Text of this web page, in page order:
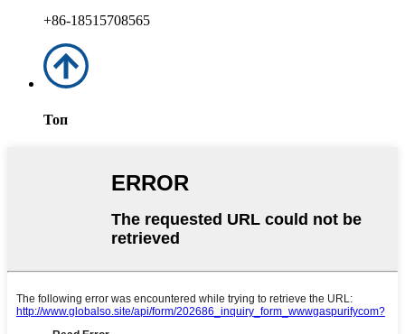
+86-18515708565
Топ